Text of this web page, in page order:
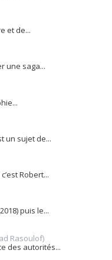
et de...
une saga...
un sujet de...
Robert...
puis le...
Rasoulof)
des autorités...